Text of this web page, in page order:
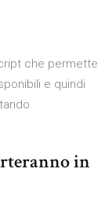
che permette
e quindi
in